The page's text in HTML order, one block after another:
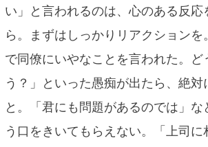
い」と言われるのは、心のある反
ら。まずはしっかりリアクション
で同僚にいやなことを言われた。ど
う？」といった愚痴が出たら、絶対
と。「君にも問題があるのでは」な
う口をきいてもらえない。「上司に